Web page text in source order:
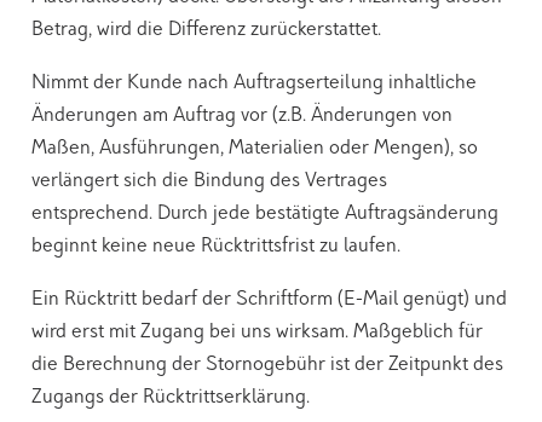
Betrag, wird die Differenz zurückerstattet.
Nimmt der Kunde nach Auftragserteilung inhaltliche
Änderungen am Auftrag vor (z.B. Änderungen von
Maßen, Ausführungen, Materialien oder Mengen), so
verlängert sich die Bindung des Vertrages
entsprechend. Durch jede bestätigte Auftragsänderung
beginnt keine neue Rücktrittsfrist zu laufen.
Ein Rücktritt bedarf der Schriftform (E-Mail genügt) und
wird erst mit Zugang bei uns wirksam. Maßgeblich für
die Berechnung der Stornogebühr ist der Zeitpunkt des
Zugangs der Rücktrittserklärung.